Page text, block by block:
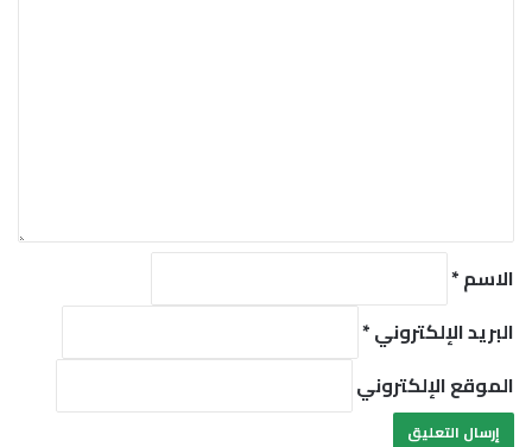
*
الاسم*
البريد الإلكتروني*
الموقع الإلكتروني